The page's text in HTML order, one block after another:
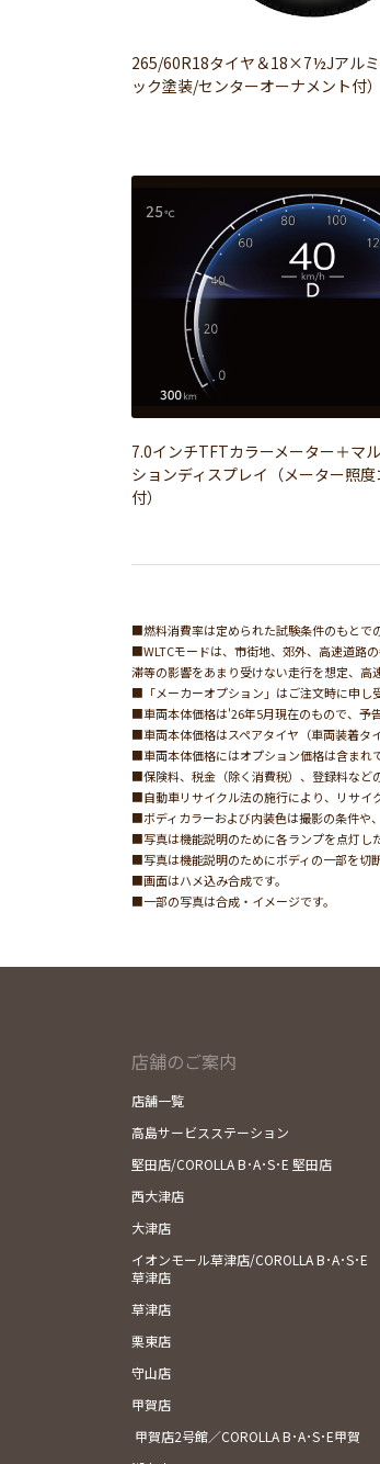
265/60R18タイヤ＆18×7½Jアルミ
ック塗装/センターオーナメント付）
7.0インチTFTカラーメーター＋マ
ションディスプレイ（メーター照
付）
■燃料消費率は定められた試験条件のもとで
■WLTCモードは、市街地、郊外、高速道路
滞等の影響をあまり受けない走行を想定、高
■「メーカーオプション」はご注文時に申し
■車両本体価格は'26年5月現在のもので、予
■車両本体価格はスペアタイヤ（車両装着タ
■車両本体価格にはオプション価格は含まれ
■保険料、税金（除く消費税）、登録料など
■自動車リサイクル法の施行により、リサイ
■ボディカラーおよび内装色は撮影の条件や
■写真は機能説明のために各ランプを点灯し
■写真は機能説明のためにボディの一部を切
■画面はハメ込み合成です。
■一部の写真は合成・イメージです。
店舗のご案内
店舗一覧
高島サービスステーション
堅田店/COROLLA B･A･S･E 堅田店
西大津店
大津店
イオンモール草津店/COROLLA B･A･S･E
草津店
草津店
栗東店
守山店
甲賀店
甲賀店2号館／COROLLA B･A･S･E甲賀